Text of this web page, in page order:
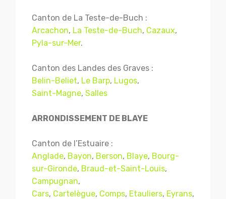
Canton de La Teste-de-Buch :
Arcachon, La Teste-de-Buch, Cazaux,
Pyla-sur-Mer.
Canton des Landes des Graves :
Belin-Beliet, Le Barp, Lugos,
Saint-Magne, Salles
ARRONDISSEMENT DE BLAYE
Canton de l’Estuaire :
Anglade, Bayon, Berson, Blaye, Bourg-
sur-Gironde, Braud-et-Saint-Louis,
Campugnan,
Cars, Cartelègue, Comps, Etauliers, Eyrans,